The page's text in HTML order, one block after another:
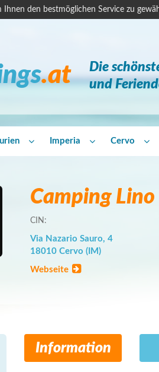
Ihnen den bestmöglichen Service zu
.at
Die
und
Imperia Cervo
Camping Lino
CIN:
Via Nazario Sauro, 4
18010 Cervo (IM)
Webseite
Information